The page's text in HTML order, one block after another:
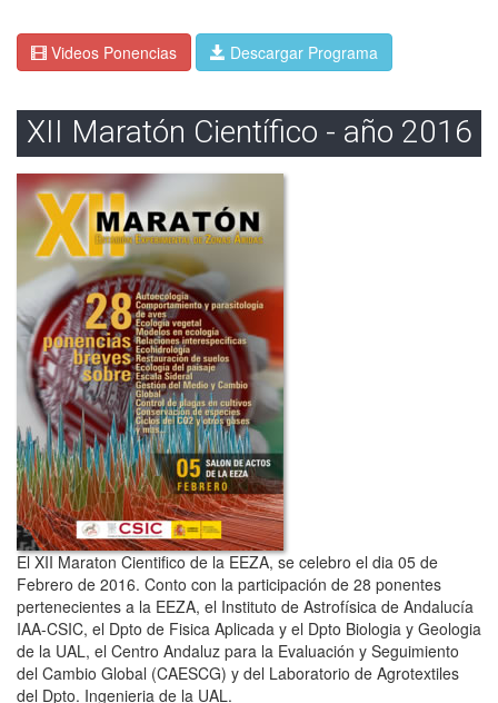
Videos Ponencias Descargar Programa
XII Maratón Científico - año 2016
El XII Maraton Cientifico de la EEZA, se celebro el dia 05 de
Febrero de 2016. Conto con la participación de 28 ponentes
pertenecientes a la EEZA, el Instituto de Astrofísica de Andalucía
IAA-CSIC, el Dpto de Fisica Aplicada y el Dpto Biologia y Geologia
de la UAL, el Centro Andaluz para la Evaluación y Seguimiento
del Cambio Global (CAESCG) y del Laboratorio de Agrotextiles
del Dpto. Ingenieria de la UAL.